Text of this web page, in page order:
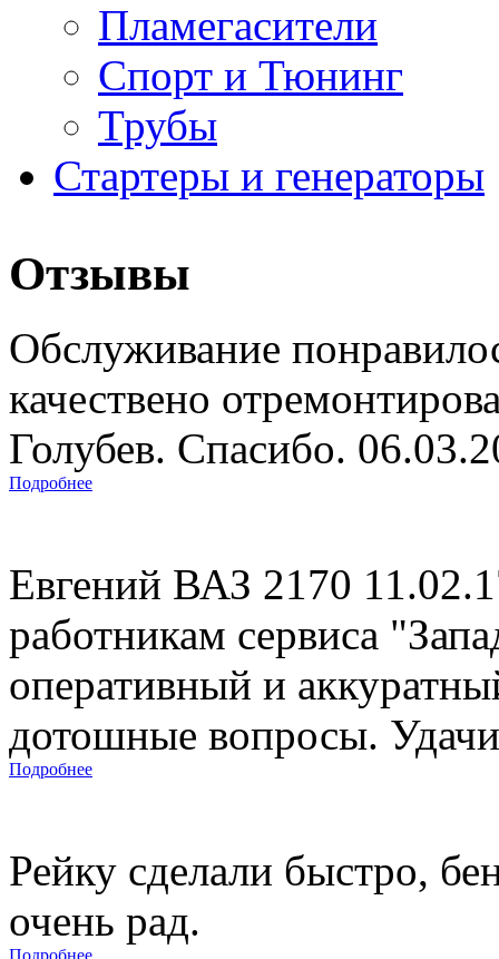
Пламегасители
Спорт и Тюнинг
Трубы
Стартеры и генераторы
Отзывы
Обслуживание
качествено
Голубев. Спасибо.
Подробнее
Евгений ВАЗ 2170
работникам сервиса
оперативный и
дотошные вопросы. Удачи
Подробнее
Рейку сделали быстро,
очень рад.
Подробнее